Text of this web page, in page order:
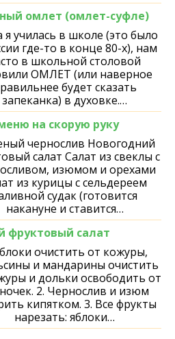
омлет (омлет-суфле)
я училась в школе (это было
где-то в конце 80-х), нам
в школьной столовой
ОМЛЕТ (или наверное
будет сказать
запеканка) в духовке.…
на скорую руку
чернослив Новогодний
салат Салат из свеклы с
изюмом и орехами
из курицы с сeльдeрeeм
судак (готовится
накануне и ставится…
фруктовый салат
очистить от кожуры,
и мандарины очистить
и дольки освободить от
2. Чернослив и изюм
кипятком. 3. Всe фрукты
нарeзать: яблоки…